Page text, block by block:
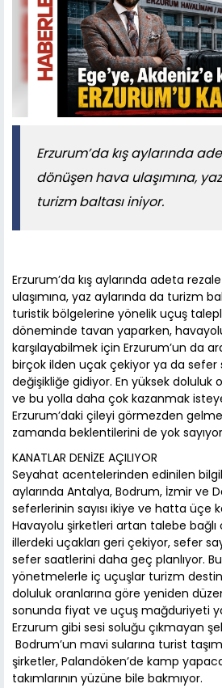
Erzurum’da kış aylarında
dönüşen hava ulaşımına,
turizm baltası iniyor.
Erzurum’da kış aylarında adeta
ulaşımına, yaz aylarında da turizm
turistik bölgelerine yönelik uçuş
döneminde tavan yaparken,
karşılayabilmek için Erzurum’un da
birçok ilden uçak çekiyor ya da sefer
değişikliğe gidiyor. En yüksek doluluk
ve bu yolla daha çok kazanmak
Erzurum’daki çileyi görmezden
zamanda beklentilerini de yok
KANATLAR DENİZE AÇILIYOR
Seyahat acentelerinden edinilen
aylarında Antalya, Bodrum, İzmir ve
seferlerinin sayısı ikiye ve hatta üçe
Havayolu şirketleri artan talebe bağlı
illerdeki uçakları geri çekiyor, sefer
sefer saatlerini daha geç planlıyor.
yönetmelerle iç uçuşlar turizm
doluluk oranlarına göre yeniden
sonunda fiyat ve uçuş mağduriyeti
Erzurum gibi sesi soluğu çıkmayan
Bodrum’un mavi sularına turist
şirketler, Palandöken’de kamp
takımlarının yüzüne bile bakmıyor.